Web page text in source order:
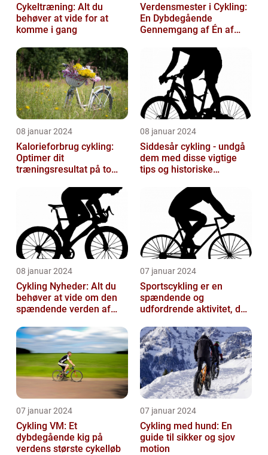
Cykeltræning: Alt du
behøver at vide for at
komme i gang
Verdensmester i Cykling:
En Dybdegående
Gennemgang af Én af
Prestigefyldte r
08 januar 2024
Kalorieforbrug cykling:
Optimer dit
træningsresultat på to
08 januar 2024
Siddesår cykling - undgå
dem med disse vigtige
tips og historiske
08 januar 2024
Cykling Nyheder: Alt du
behøver at vide om den
spændende verden af
07 januar 2024
Sportscykling er en
spændende og
udfordrende aktivitet, der
fritidsmotionister o...
07 januar 2024
Cykling VM: Et
dybdegående kig på
verdens største cykelløb
07 januar 2024
Cykling med hund: En
guide til sikker og sjov
motion